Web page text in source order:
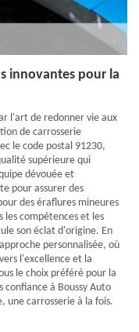
innovantes pour la
l'art de redonner vie aux
de carrosserie
le code postal 91230,
supérieure qui
dévouée et
pour assurer des
des éraflures mineures
les compétences et les
son éclat d'origine. En
personnalisée, où
l'excellence et la
le choix préféré pour la
à Boussy Auto
carrosserie à la fois.